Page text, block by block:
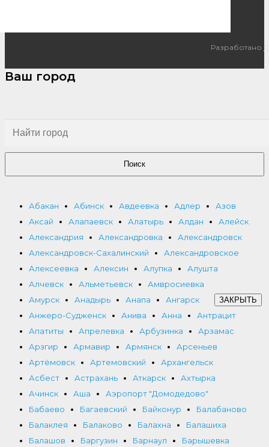
Разработано
Ваш город
Поиск
Абакан Абинск Авдеевка Адлер
Азов
Аксай
Алапаевск Алатырь Алдан
Алейск
Александрия
Александровка
Александровск
Александровск-Сахалинский
Александровское
Алексеевка
Алексин Алупка
Алушта
Алчевск
Альметьевск
Амвросиевка
Амурск
Анадырь Анапа
Ангарск
Анжеро-Судженск
Анива Анна
Антрацит
Апатиты
Апрелевка Арбузинка
Арзамас
Арзгир
Армавир Армянск
Арсеньев
Артёмовск
Артемовский
Архангельск
Асбест
Астрахань Аткарск
Ахтырка
Ачинск
Аша
Аэропорт "Домодедово"
Бабаево
Багаевский Байконур
Балабаново
Балаклея
Балаково Балахна
Балашиха
Балашов
Баргузин Барнаул
Барышевка
ЗАКРЫТЬ